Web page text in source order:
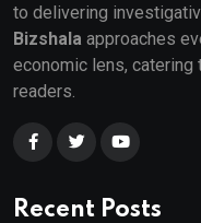
to delivering
Bizshala approaches
economic lens,
readers.
Recent Posts